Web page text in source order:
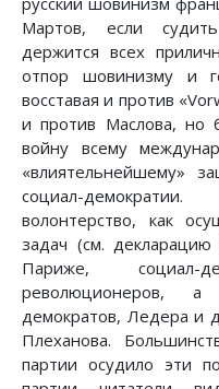
Мартов, если
держится всех
отпор шовинизму и
восставая и против
и против Маслова, но
войну всему
«влиятельнейшему»
социал-
волонтерство, как
задач (см. декларацию
Париже, социал-
революционеров,
демократов, Ледера и
Плеханова.
партии осудило эти